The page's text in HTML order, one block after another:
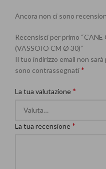
Ancora non ci sono
Recensisci per primo
(VASSOIO CM Ø 30)”
Il tuo indirizzo email non
sono contrassegnati*
La tua valutazione*
La tua recensione*